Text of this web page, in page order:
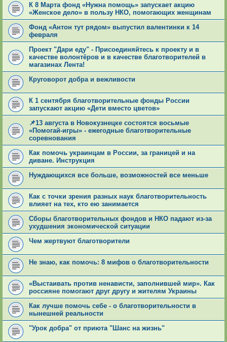
К 8 Марта фонд «Нужна помощь» запускает акцию
«Женское дело» в пользу НКО, помогающих женщинам
Фонд «Антон тут рядом» выпустил валентинки к 14
февраля
Проект "Дари еду" - Присоединяйтесь к проекту и в
качестве волонтёров и в качестве благотворителей в
магазинах Лента!
Круговорот добра и вежливости
К 1 сентября благотворительные фонды России
запускают акцию «Дети вместо цветов»
📌13 августа в Новокузнецке состоятся восьмые
«Помогай-игры» - ежегодные благотворительные
соревнования
Как помочь украинцам в России, за границей и на
диване. Инструкция
Нуждающихся все больше, возможностей все меньше
Как с точки зрения разных наук благотворительность
влияет на тех, кто ею занимается
Сборы благотворительных фондов и НКО падают из-за
ухудшения экономической ситуации
Чем жертвуют благотворители
Не знаю, как помочь: 8 мифов о благотворительности
«Выстаивать против ненависти, заполнившей мир». Как
россияне помогают друг другу и жителям Украины
Как лучше помочь себе - о благотворительности в
нынешней реальности
"Урок добра" от приюта "Шанс на жизнь"